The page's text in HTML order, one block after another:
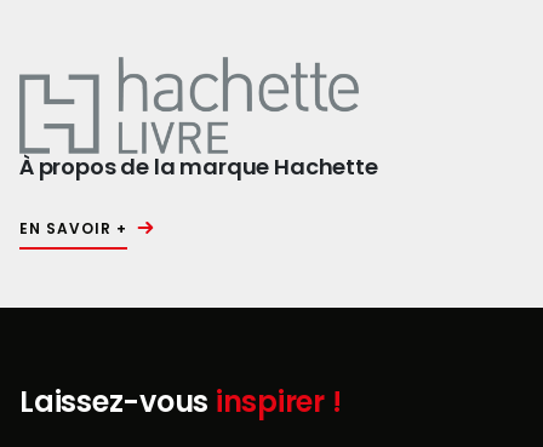
À propos de la marque Hachette
EN SAVOIR +
Laissez-vous inspirer !